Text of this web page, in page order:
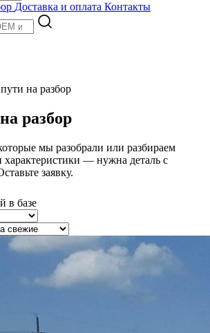
Доставка и оплата Контакты
на разбор
разбор
мы разобрали или разбираем
— нужна деталь с
заявку.
в базе